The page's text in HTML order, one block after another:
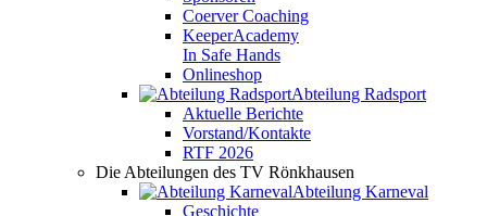
Coerver Coaching
KeeperAcademy
In Safe Hands
Onlineshop
Abteilung Radsport
Aktuelle Berichte
Vorstand/Kontakte
RTF 2026
Die Abteilungen des TV Rönkhausen
Abteilung Karneval
Geschichte